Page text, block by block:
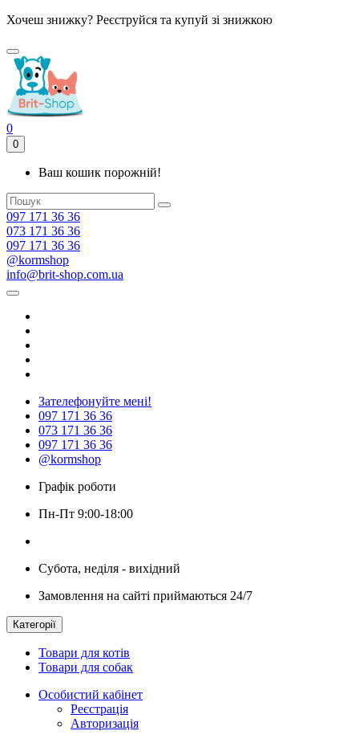
Хочеш знижку? Реєструйся та купуй зі знижкою
0
0
Ваш кошик порожній!
097 171 36 36
073 171 36 36
097 171 36 36
@kormshop
info@brit-shop.com.ua
Зателефонуйте мені!
097 171 36 36
073 171 36 36
097 171 36 36
@kormshop
Графік роботи
Пн-Пт 9:00-18:00
Субота, неділя - вихідний
Замовлення на сайті приймаються 24/7
Категорії
Товари для котів
Товари для собак
Особистий кабінет
Реєстрація
Авторизація